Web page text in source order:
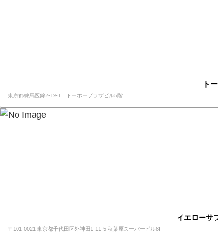
ト
東京都練馬区錦2-19-1 トーホープラザビル5階
イエローサ
〒101-0021 東京都千代田区外神田1-11-5 秋葉原スーパービル8F